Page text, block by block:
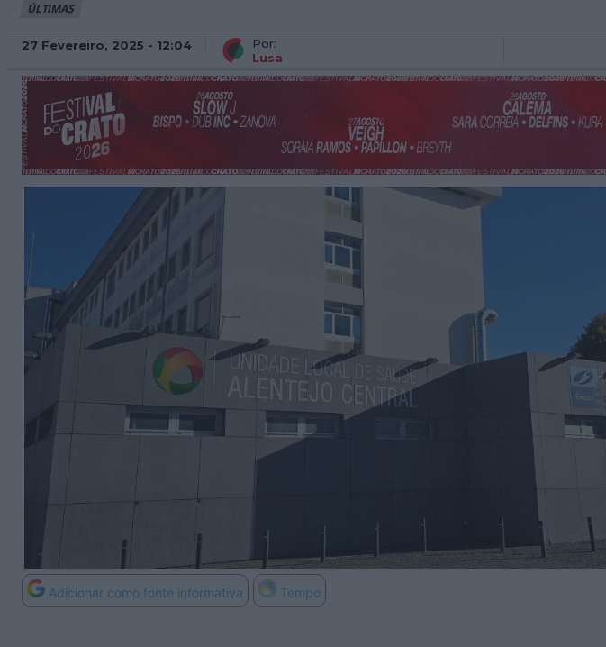
ÚLTIMAS
27 Fevereiro, 2025 - 12:04
Por:
Lusa
Adicionar como fonte informativa Tempo